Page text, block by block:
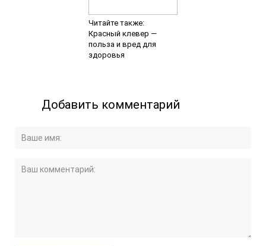
Читайте также:
Красный клевер —
польза и вред для
здоровья
Добавить комментарий